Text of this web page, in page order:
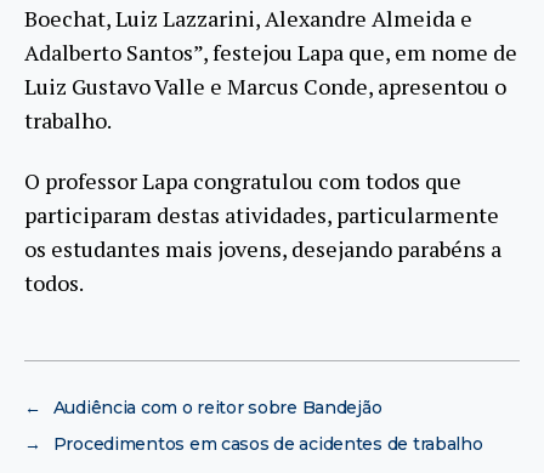
Boechat, Luiz Lazzarini, Alexandre Almeida e
Adalberto Santos”, festejou Lapa que, em nome de
Luiz Gustavo Valle e Marcus Conde, apresentou o
trabalho.
O professor Lapa congratulou com todos que
participaram destas atividades, particularmente
os estudantes mais jovens, desejando parabéns a
todos.
←
Audiência com o reitor sobre Bandejão
→
Procedimentos em casos de acidentes de trabalho